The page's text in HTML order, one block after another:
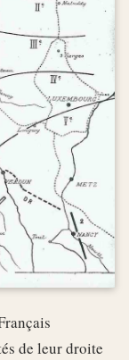
de leur droite